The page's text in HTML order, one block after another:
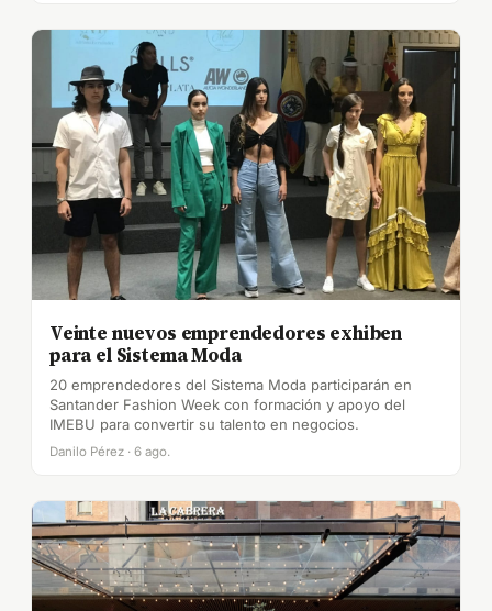
Veinte nuevos emprendedores exhiben
para el Sistema Moda
20 emprendedores del Sistema Moda participarán en
Santander Fashion Week con formación y apoyo del
IMEBU para convertir su talento en negocios.
Danilo Pérez · 6 ago.